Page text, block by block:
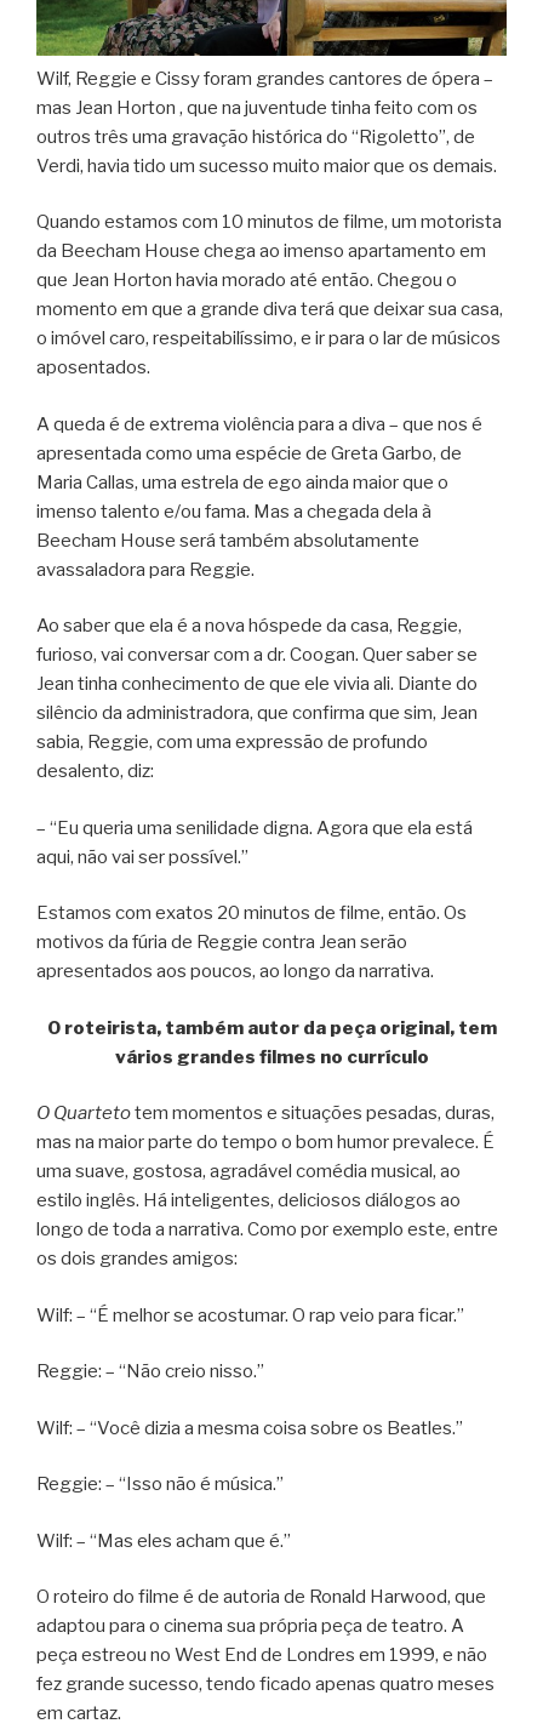
Wilf, Reggie e Cissy foram grandes cantores de ópera –
mas Jean Horton , que na juventude tinha feito com os
outros três uma gravação histórica do “Rigoletto”, de
Verdi, havia tido um sucesso muito maior que os demais.
Quando estamos com 10 minutos de filme, um motorista
da Beecham House chega ao imenso apartamento em
que Jean Horton havia morado até então. Chegou o
momento em que a grande diva terá que deixar sua casa,
o imóvel caro, respeitabilíssimo, e ir para o lar de músicos
aposentados.
A queda é de extrema violência para a diva – que nos é
apresentada como uma espécie de Greta Garbo, de
Maria Callas, uma estrela de ego ainda maior que o
imenso talento e/ou fama. Mas a chegada dela à
Beecham House será também absolutamente
avassaladora para Reggie.
Ao saber que ela é a nova hóspede da casa, Reggie,
furioso, vai conversar com a dr. Coogan. Quer saber se
Jean tinha conhecimento de que ele vivia ali. Diante do
silêncio da administradora, que confirma que sim, Jean
sabia, Reggie, com uma expressão de profundo
desalento, diz:
– “Eu queria uma senilidade digna. Agora que ela está
aqui, não vai ser possível.”
Estamos com exatos 20 minutos de filme, então. Os
motivos da fúria de Reggie contra Jean serão
apresentados aos poucos, ao longo da narrativa.
O roteirista, também autor da peça original, tem
vários grandes filmes no currículo
O Quartetotem momentos e situações pesadas, duras,
mas na maior parte do tempo o bom humor prevalece. É
uma suave, gostosa, agradável comédia musical, ao
estilo inglês. Há inteligentes, deliciosos diálogos ao
longo de toda a narrativa. Como por exemplo este, entre
os dois grandes amigos:
Wilf: – “É melhor se acostumar. O rap veio para ficar.”
Reggie: – “Não creio nisso.”
Wilf: – “Você dizia a mesma coisa sobre os Beatles.”
Reggie: – “Isso não é música.”
Wilf: – “Mas eles acham que é.”
O roteiro do filme é de autoria de Ronald Harwood, que
adaptou para o cinema sua própria peça de teatro. A
peça estreou no West End de Londres em 1999, e não
fez grande sucesso, tendo ficado apenas quatro meses
em cartaz.